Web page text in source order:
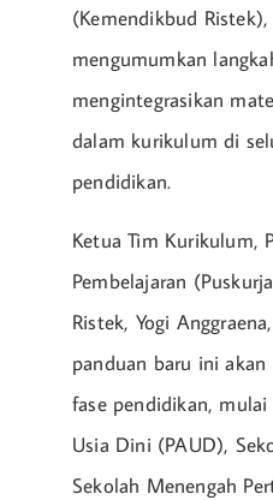
(Kemendikbud
mengumumkan
mengintegrasikan
dalam kurikulum di
pendidikan.
Ketua Tim Kurikulum,
Pembelajaran
Ristek, Yogi
panduan baru ini akan
fase pendidikan,
Usia Dini (PAUD),
Sekolah Menengah